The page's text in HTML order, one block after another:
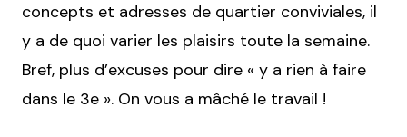
concepts et adresses de quartier conviviales, il
y a de quoi varier les plaisirs toute la semaine.
Bref, plus d’excuses pour dire « y a rien à faire
dans le 3e ». On vous a mâché le travail !